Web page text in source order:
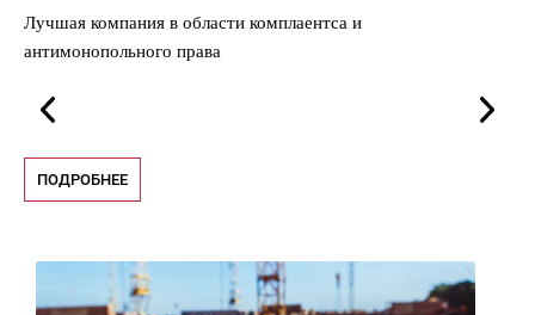
Лучшая компания в области комплаентса и
антимонопольного права
ПОДРОБНЕЕ